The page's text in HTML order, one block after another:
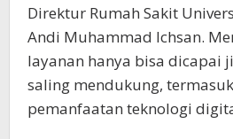
Direktur Rumah Sakit
Andi Muhammad Ichsan.
layanan hanya bisa dicapai
saling mendukung,
pemanfaatan teknologi